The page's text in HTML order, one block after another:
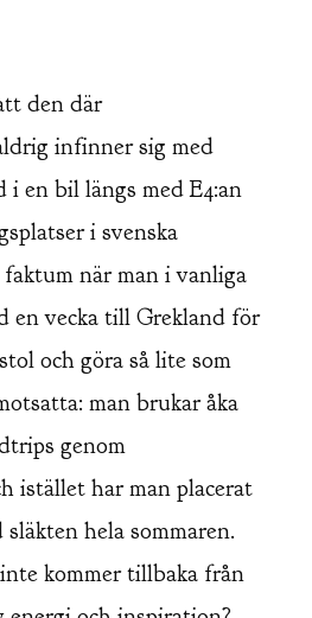
den där
infinner sig med
i en bil längs med E4:an
i svenska
när man i vanliga
en vecka till Grekland för
och göra så lite som
man brukar åka
genom
istället har man placerat
hela sommaren.
kommer tillbaka från